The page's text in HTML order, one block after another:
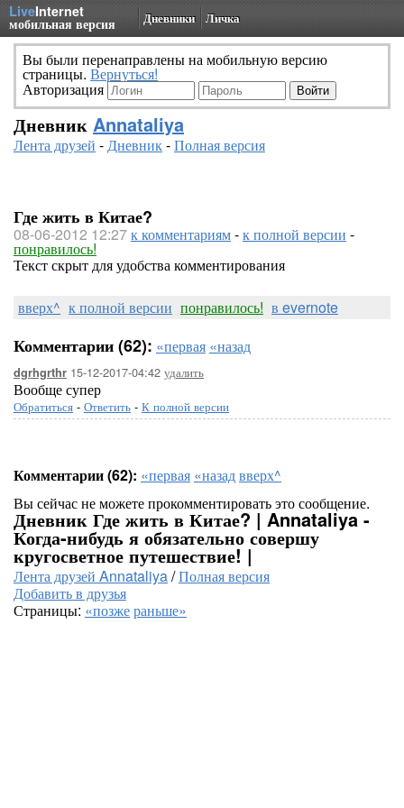
LiveInternet
мобильная версия Дневники Личка
Вы были перенаправлены на мобильную версию
страницы. Вернуться!
Авторизация
Дневник Annataliya
Лента друзей -Дневник-Полная версия
Где жить в Китае?
08-06-2012 12:27к комментариям-к полной версии -
понравилось!
Текст скрыт для удобства комментирования
вверх^ к полной версии понравилось! в evernote
Комментарии (62): «первая «назад
dgrhgrthr 15-12-2017-04:42 удалить
Вообще супер
Обратиться - Ответить - К полной версии
Комментарии (62): «первая «назадвверх^
Вы сейчас не можете прокомментировать это сообщение.
Дневник Где жить в Китае? | Annataliya -
Когда-нибудь я обязательно совершу
кругосветное путешествие! |
Лента друзей Annataliya/Полная версия
Добавить в друзья
Страницы: «позжераньше»